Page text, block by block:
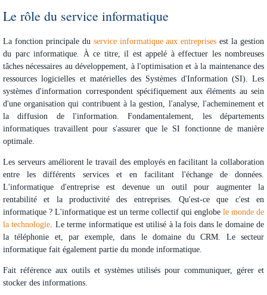
Le rôle du service informatique
La fonction principale du service informatique aux entreprises est la gestion
du parc informatique. À ce titre, il est appelé à effectuer les nombreuses
tâches nécessaires au développement, à l'optimisation et à la maintenance des
ressources logicielles et matérielles des Systèmes d'Information (SI). Les
systèmes d'information correspondent spécifiquement aux éléments au sein
d'une organisation qui contribuent à la gestion, l'analyse, l'acheminement et
la diffusion de l'information. Fondamentalement, les départements
informatiques travaillent pour s'assurer que le SI fonctionne de manière
optimale.
Les serveurs améliorent le travail des employés en facilitant la collaboration
entre les différents services et en facilitant l'échange de données.
L'informatique d'entreprise est devenue un outil pour augmenter la
rentabilité et la productivité des entreprises. Qu'est-ce que c'est en
informatique ? L'informatique est un terme collectif qui englobe le monde de
la technologie . Le terme informatique est utilisé à la fois dans le domaine de
la téléphonie et, par exemple, dans le domaine du CRM. Le secteur
informatique fait également partie du monde informatique.
Fait référence aux outils et systèmes utilisés pour communiquer, gérer et
stocker des informations.